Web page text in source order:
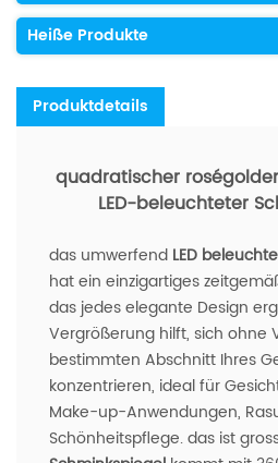
Heiße Produkte
Produktdetails
quadratischer
LED-beleuchteter
das umwerfend LED
hat ein einzigartiges
das jedes elegante Design
Vergrößerung hilft, sich ohne
bestimmten Abschnitt Ihres
konzentrieren, ideal für
Make-up-Anwendungen,
Schönheitspflege. das ist